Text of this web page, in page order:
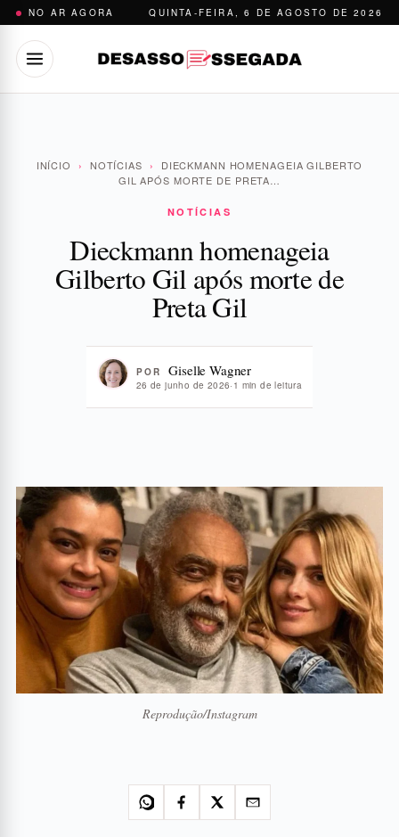
Pular
conteúdo
NO AR AGORA QUINTA-FEIRA, 6 DE AGOSTO DE 2026
INÍCIO › NOTÍCIAS ›
DIECKMANN HOMENAGEIA GILBERTO
GIL APÓS MORTE DE PRETA…
NOTÍCIAS
Dieckmann homenageia
Gilberto Gil após morte de
Preta Gil
POR Giselle Wagner
26 de junho de 2026· 1 min de leitura
Reprodução/Instagram